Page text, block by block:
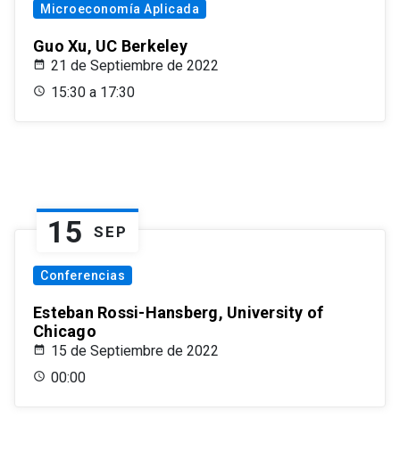
Microeconomía Aplicada
Guo Xu, UC Berkeley
21 de Septiembre de 2022
15:30 a 17:30
15 SEP
Conferencias
Esteban Rossi-Hansberg, University of
Chicago
15 de Septiembre de 2022
00:00